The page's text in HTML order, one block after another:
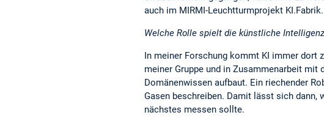
auch im MIRMI-Leuchtturmprojekt KI.Fabrik.
Welche Rolle spielt die künstliche
In meiner Forschung kommt KI immer dort
meiner Gruppe und in Zusammenarbeit mit
Domänenwissen aufbaut. Ein riechender
Gasen beschreiben. Damit lässt sich dann,
nächstes messen sollte.